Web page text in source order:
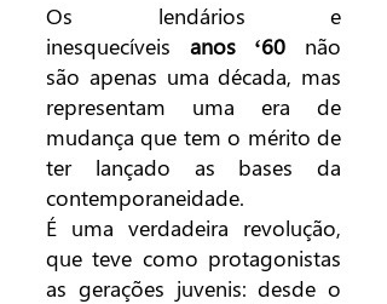
Os lendários e
inesquecíveis anos ‘60 não
são apenas uma década, mas
representam uma era de
mudança que tem o mérito de
ter lançado as bases da
contemporaneidade.
É uma verdadeira revolução,
que teve como protagonistas
as gerações juvenis: desde o